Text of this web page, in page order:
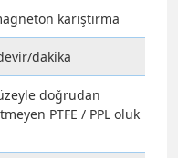
karıştırma
dakika
doğrudan
PTFE / PPL oluk